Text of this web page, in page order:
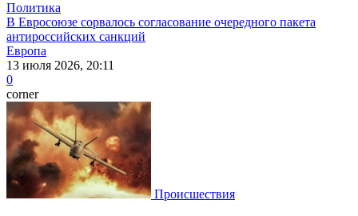
Политика
В Евросоюзе сорвалось согласование очередного пакета
антироссийских санкций
Европа
13 июля 2026, 20:11
0
corner
Происшествия